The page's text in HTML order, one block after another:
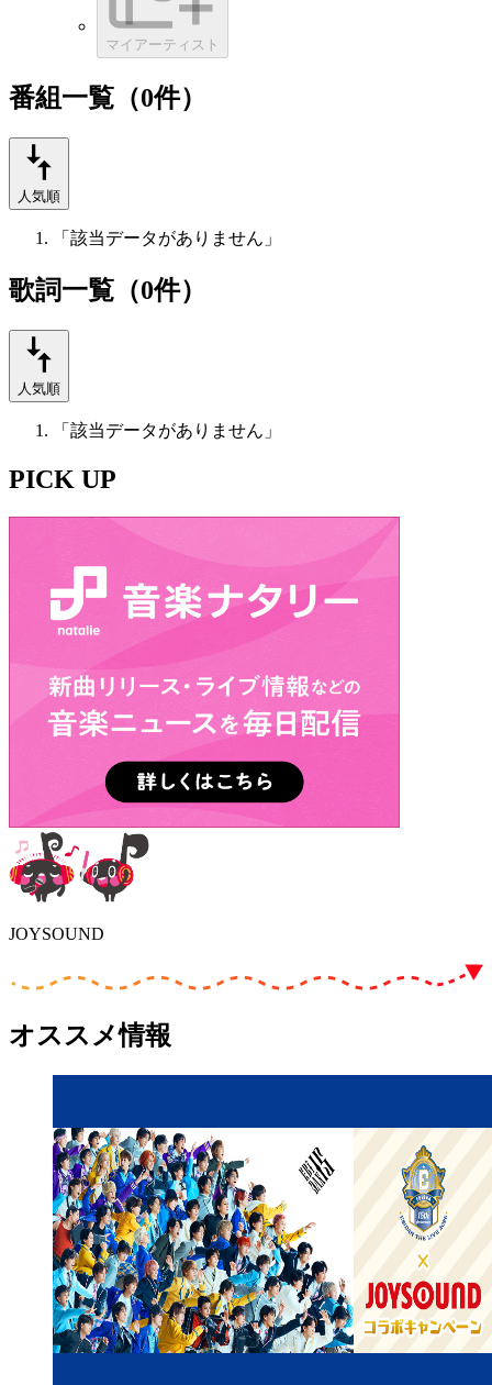
マイアーティスト
番組一覧（0件）
人気順
「該当データがありません」
歌詞一覧（0件）
人気順
「該当データがありません」
PICK UP
JOYSOUND
オススメ情報